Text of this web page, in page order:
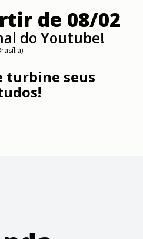
de 08/02
do Youtube!
turbine seus